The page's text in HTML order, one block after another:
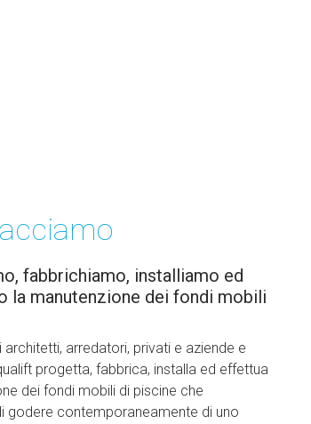
fabbrichiamo, installiamo ed
la manutenzione dei fondi mobili
architetti, arredatori, privati e aziende e
progetta, fabbrica, installa ed effettua
dei fondi mobili di piscine che
godere contemporaneamente di uno